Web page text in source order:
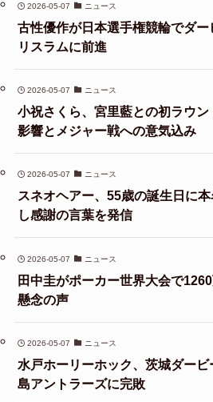
2026-05-07 ニュース
古性優作が日本選手権競輪でダ
リスラムに前進
2026-05-07 ニュース
小祝さくら、宮里藍との初ラウ
影響とメジャー戦への意気込み
2026-05-07 ニュース
スネオヘアー、55歳の誕生日に
し感謝の言葉を発信
2026-05-07 ニュース
田中圭がポーカー世界大会で
懸念の声
2026-05-07 ニュース
水戸ホーリーホック、茨城ダー
島アントラーズに完敗